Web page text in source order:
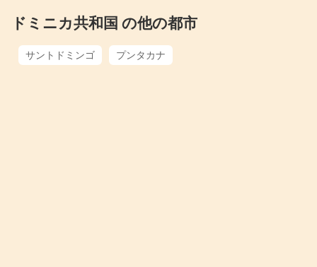
ドミニカ共和国 の他の都市
サントドミンゴ プンタカナ